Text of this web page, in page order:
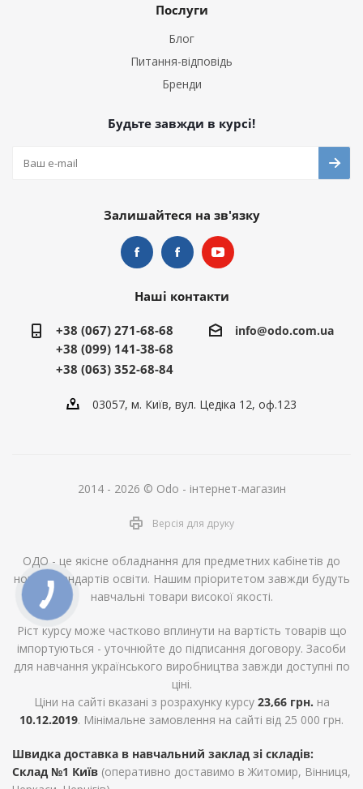
Послуги
Блог
Питання-відповідь
Бренди
Будьте завжди в курсі!
Залишайтеся на зв'язку
Наші контакти
+38 (067) 271-68-68
+38 (099) 141-38-68
+38 (063) 352-68-84
info@odo.com.ua
03057, м. Київ, вул. Цедіка 12, оф.123
2014 - 2026 © Odo - інтернет-магазин
Версія для друку
ОДО - це якісне обладнання для предметних кабінетів до
нових стандартів освіти. Нашим пріоритетом завжди будуть
навчальні товари високої якості.
Ріст курсу може частково вплинути на вартість товарів що
імпортуються - уточнюйте до підписання договору. Засоби
для навчання українського виробництва завжди доступні по
ціні.
Ціни на сайті вказані з розрахунку курсу 23,66 грн. на
10.12.2019. Мінімальне замовлення на сайті від 25 000 грн.
Швидка доставка в навчальний заклад зі складів:
Склад №1 Київ (оперативно доставимо в Житомир, Вінниця,